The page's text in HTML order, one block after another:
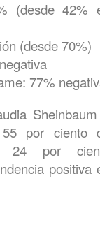
(desde 42%
(desde 70%)
77%
por ciento
24 por
positiva